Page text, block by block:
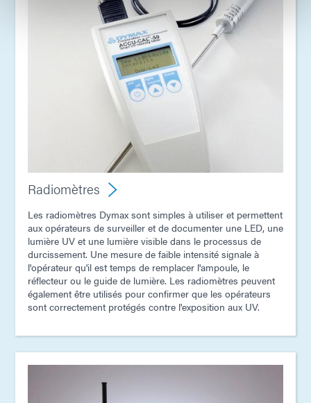
Radiomètres
Les radiomètres Dymax sont simples à utiliser et permettent
aux opérateurs de surveiller et de documenter une LED, une
lumière UV et une lumière visible dans le processus de
durcissement. Une mesure de faible intensité signale à
l'opérateur qu'il est temps de remplacer l'ampoule, le
réflecteur ou le guide de lumière. Les radiomètres peuvent
également être utilisés pour confirmer que les opérateurs
sont correctement protégés contre l'exposition aux UV.